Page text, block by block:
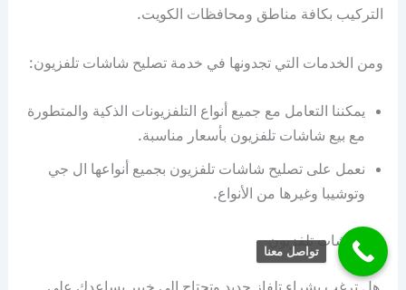
التركيب بكافة مناطق ومحافظات الكويت.
ومن الخدمات التي تجدونها في خدمة تصليح شاشات تلفزيون:
يمكننا التعامل مع جميع أنواع التلفزيونات الذكية والمتطورة
مع بيع شاشات تلفزيون بأسعار مناسبة.
نعمل على تصليح شاشات تلفزيون بجميع أنواعها ال جي
وتوشيبا وغيرها من الأنواع.
بيع شاشات تلفزيون
تواصل معنا